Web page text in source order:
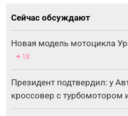
Сейчас обсуждают
Новая модель мотоцикла
✦18
Президент подтвердил: у
кроссовер с турбомотором